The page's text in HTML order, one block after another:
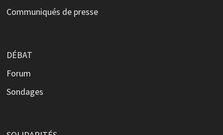
Communiqués de presse
DÉBAT
Forum
Sondages